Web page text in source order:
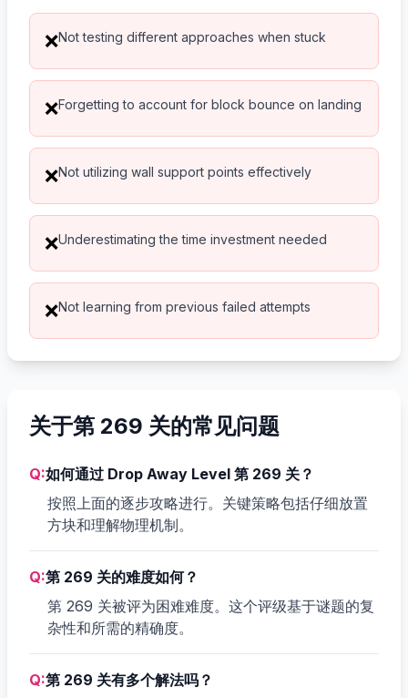
❌Not testing different approaches when stuck
❌Forgetting to account for block bounce on landing
❌Not utilizing wall support points effectively
❌Underestimating the time investment needed
❌Not learning from previous failed attempts
关于第 269 关的常见问题
Q:如何通过 Drop Away Level 第 269 关？
按照上面的逐步攻略进行。关键策略包括仔细放置
方块和理解物理机制。
Q:第 269 关的难度如何？
第 269 关被评为困难难度。这个评级基于谜题的复
杂性和所需的精确度。
Q:第 269 关有多个解法吗？